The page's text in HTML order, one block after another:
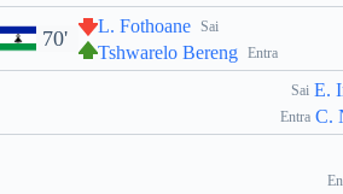
Sai
L. Fothoane
Entra
Tshwarelo Bereng
70'
Sai E.
Entra C.